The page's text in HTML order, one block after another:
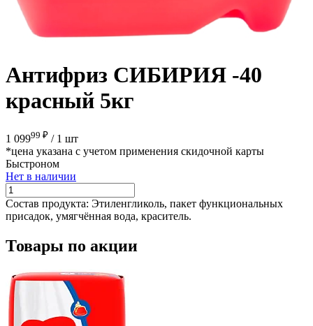
Антифриз СИБИРИЯ -40
красный 5кг
1 09999 ₽ / 1 шт
*цена указана с учетом применения скидочной карты
Быстроном
Нет в наличии
Состав продукта: Этиленгликоль, пакет функциональных
присадок, умягчённая вода, краситель.
Товары по акции